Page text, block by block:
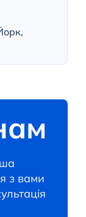
з вами